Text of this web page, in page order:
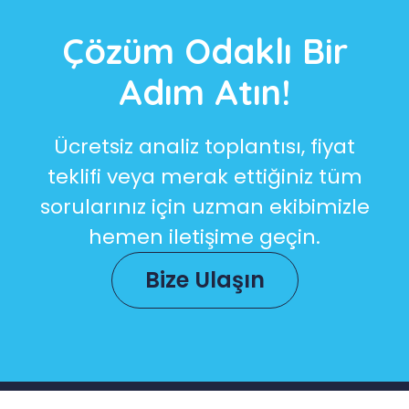
Çözüm Odaklı Bir
Adım Atın!
Ücretsiz analiz toplantısı, fiyat
teklifi veya merak ettiğiniz tüm
sorularınız için uzman ekibimizle
hemen iletişime geçin.
Bize Ulaşın